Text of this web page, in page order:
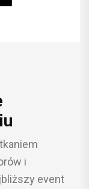
i
event